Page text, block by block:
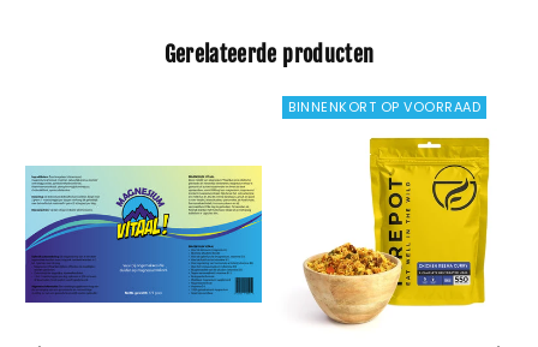
Gerelateerde producten
BINNENKORT OP VOORRAAD